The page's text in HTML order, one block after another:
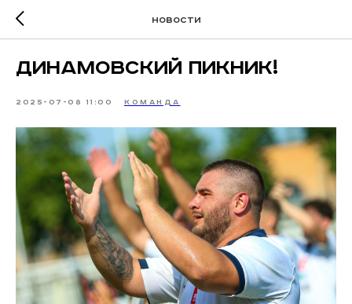
новости
Динамовский пикник!
2025-07-08 11:00 КОМАНДА